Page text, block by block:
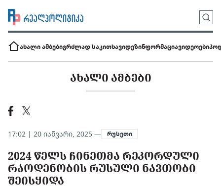
ახალი ამბებიგრძლად საკითხავიდეზინფორმაციავიდეოები
ᲐᲮᲐᲚᲘ ᲐᲛᲑᲔᲑᲘ
17:02 | 20 იანვარი, 2025 — რუსეთი
2024 ᲬᲔᲚᲡ ᲩᲘᲜᲔᲗᲛᲐ ᲠᲔᲙᲝᲠᲓᲣᲚᲘ
ᲠᲐᲝᲓᲔᲜᲝᲑᲘᲡ ᲠᲣᲡᲣᲚᲘ ᲜᲐᲕᲗᲝᲑᲘ
ᲨᲔᲘᲡᲧᲘᲓᲐ